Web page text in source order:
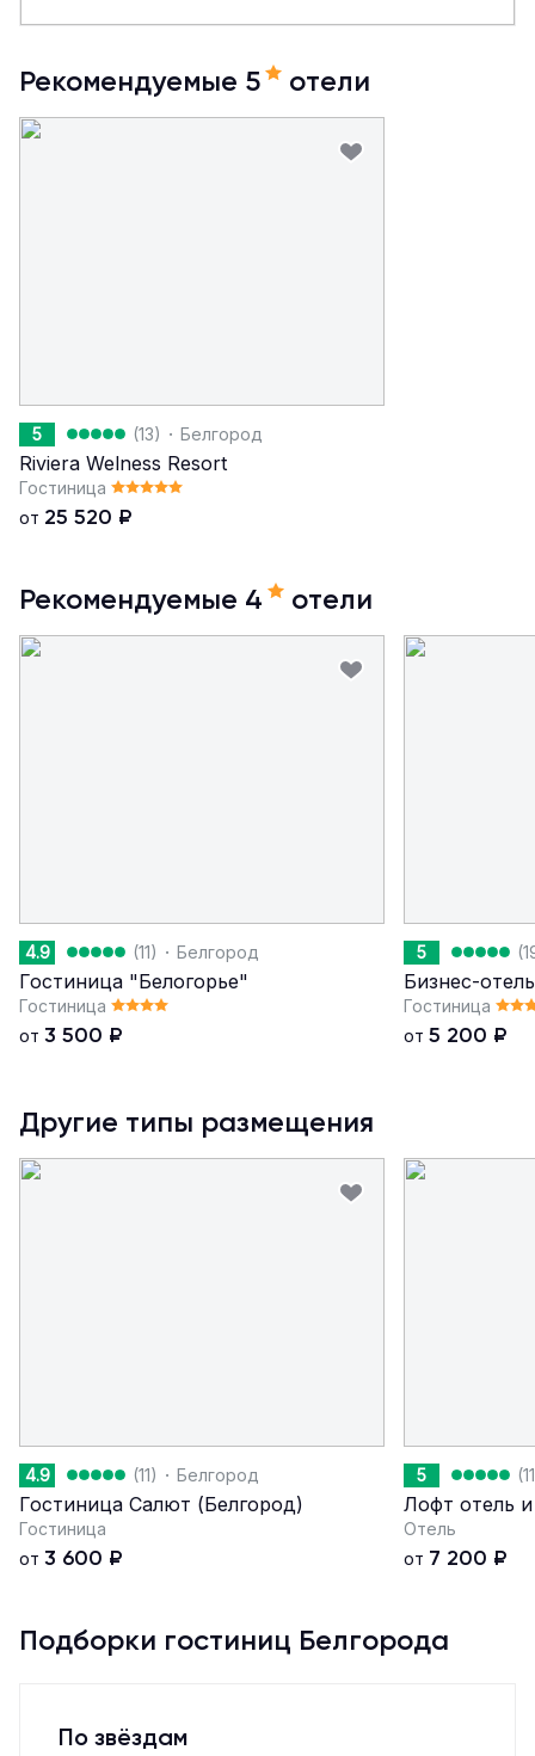
Рекомендуемые 5 отели
5 (13) · Белгород
Riviera Welness Resort
Гостиница
от 25 520 ₽
Рекомендуемые 4 отели
4.9 (11) · Белгород
Гостиница "Белогорье"
Гостиница
от 3 500 ₽
5
Бизнес-
Гостиница
от5 200 ₽
Другие типы размещения
4.9 (11) · Белгород
Гостиница Салют (Белгород)
Гостиница
от 3 600 ₽
5
Лофт отель
Отель
от 7 200 ₽
Подборки гостиниц Белгорода
По звёздам